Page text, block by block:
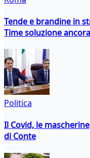
Tende e brandine in
Time soluzione
Politica
Il Covid, le
di Conte